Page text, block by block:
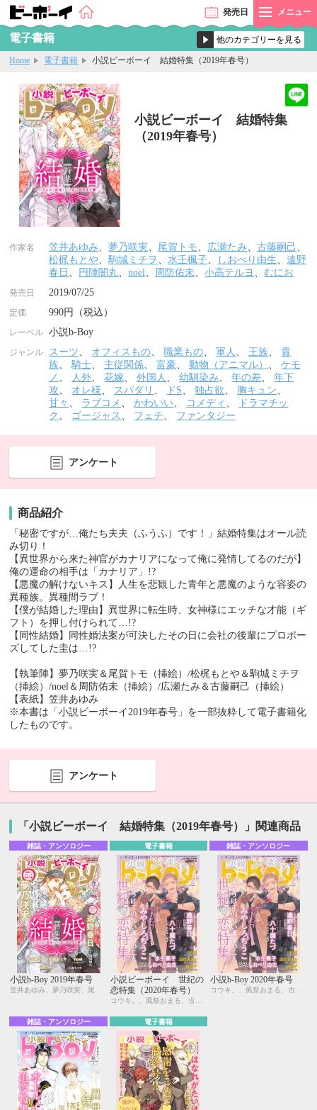
発売日 メニュー
電子書籍
Home 電子書籍 小説ビーボーイ 結婚特集（2019年春号）
小説ビーボーイ 結婚特集
（2019年春号）
作家名 笠井あゆみ、夢乃咲実、 尾賀トモ、 広瀬たみ、古藤嗣己 、
松梶もとや、駒城ミチヲ 、水壬楓子、 しおべり由生、遠野
春日 、 円陣闇丸、noel、 周防佑未、小高テルヨ 、むにお
発売日 2019/07/25
定価 990円（税込）
レーベル 小説b-Boy
ジャンル スーツ、 オフィスもの、職業もの、軍人 、 王族、貴
族、騎士、 主従関係、富豪、動物（アニマル） 、ケモ
ノ 、 人外、花嫁、外国人 、幼馴染み、年の差、年下
攻、 オレ様、 スパダリ 、 ドS、独占欲、 胸キュン、
甘々 、 ラブコメ 、かわいい、 コメディ 、
ドラマチッ
ク 、 ゴージャス 、 フェチ、 ファンタジー
アンケート
商品紹介
「秘密ですが…俺たち夫夫（ふうふ）です！」結婚特集はオール読
み切り！
【異世界から来た神官がカナリアになって俺に発情してるのだが】
俺の運命の相手は「カナリア」!?
【悪魔の解けないキス】人生を悲観した青年と悪魔のような容姿の
異種族。異種間ラブ！
【僕が結婚した理由】異世界に転生時、女神様にエッチな才能（ギ
フト）を押し付けられて…!?
【同性結婚】同性婚法案が可決したその日に会社の後輩にプロポー
ズしてした圭は…!?
【執筆陣】夢乃咲実＆尾賀トモ（挿絵）/松梶もとや＆駒城ミチヲ
（挿絵）/noel＆周防佑未（挿絵）/広瀬たみ＆古藤嗣己（挿絵）
【表紙】笠井あゆみ
※本書は「小説ビーボーイ2019年春号」を一部抜粋して電子書籍化
したものです。
アンケート
「小説ビーボーイ 結婚特集（2019年春号）」関連商品
雑誌・アンソロジー
小説b-Boy 2019年春号
電子書籍
小説ビーボーイ 世紀の
恋特集（2020年春号）
コウキ。、風祭おまる、古藤嗣己、椿 ゆず、おおきいき、遠野春日、円陣闇丸、noel、周防佑未、水壬楓子、しおべり由生、みやしろちうこ、user、八十庭たづ、佐々木久美子
雑誌・アンソロジー
小説b-Boy 2020年春号
コウキ。、風祭おまる、古藤嗣己、椿 ゆず、おおきいき、遠野春日、円陣闇丸、noel、周防佑未、水壬楓子、しおべり由生、みやしろちうこ、user、八十庭たづ、佐々木久美子
雑誌・アンソロジー 電子書籍